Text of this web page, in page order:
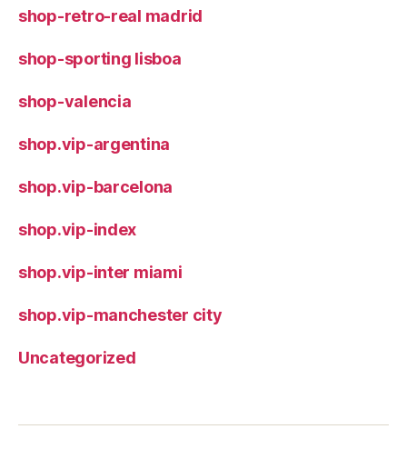
shop-retro-real madrid
shop-sporting lisboa
shop-valencia
shop.vip-argentina
shop.vip-barcelona
shop.vip-index
shop.vip-inter miami
shop.vip-manchester city
Uncategorized